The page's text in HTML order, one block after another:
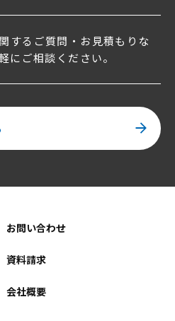
するご質問・お見積もりな
にご相談ください。
お問い合わせ
資料請求
会社概要